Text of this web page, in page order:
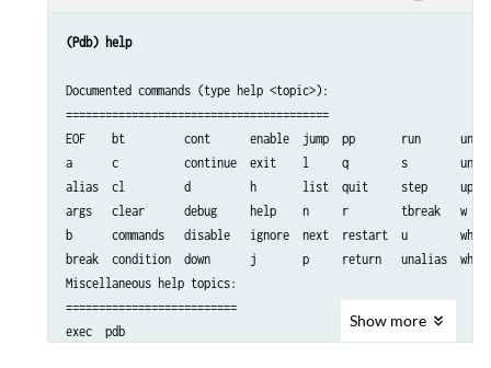
(Pdb) help
Documented commands (type help <topic>):
========================================
EOF    bt         cont      enable  jump  pp       run
a      c          continue  exit    l     q        s
alias  cl         d         h       list  quit     step
args   clear      debug     help    n     r        tbreak
b      commands   disable   ignore  next  restart  u
break  condition  down      j       p     return   unalias
Miscellaneous help topics:
==========================
exec  pdb
Show more